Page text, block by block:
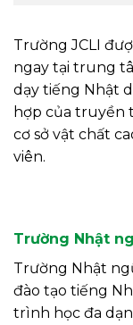
Trường JCLI
ngay tại trung
dạy tiếng Nhật
hợp của truyền
cơ sở vật chất
viên.
Trường Nhật
Trường Nhật
đào tạo tiếng
trình học đa